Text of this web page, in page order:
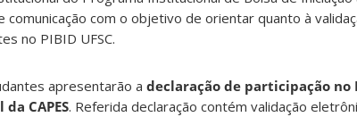
comunicação com o objetivo de orientar quanto à
no PIBID UFSC.
apresentarão a declaração de participação no
CAPES. Referida declaração contém validação